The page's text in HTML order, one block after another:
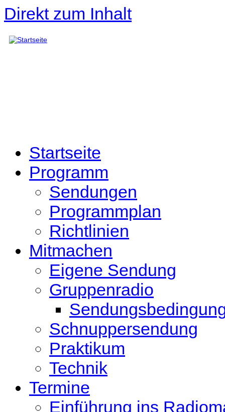
Direkt zum Inhalt
Startseite
Programm
Sendungen
Programmplan
Richtlinien
Mitmachen
Eigene Sendung
Gruppenradio
Schnuppersendung
Praktikum
Technik
Termine
Einführung ins